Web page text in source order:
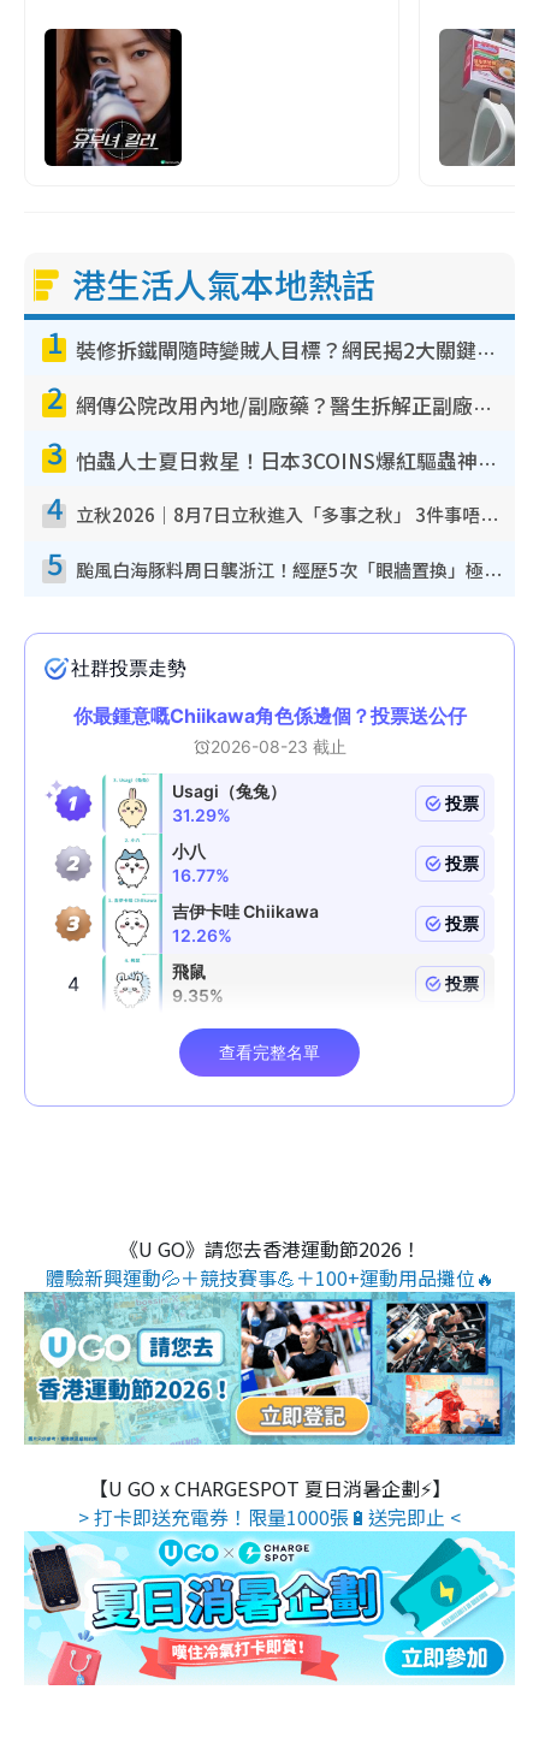
港生活人氣本地熱話
1 裝修拆鐵閘隨時變賊人目標？網民揭2大關鍵用途：裝新式等於白裝？附新舊鐵閘分別
2 網傳公院改用內地/副廠藥？醫生拆解正副廠分別 揭4類人換藥隨時出事
3 怕蟲人士夏日救星！日本3COINS爆紅驅蟲神器$45起 1招「全程免觸碰」輕鬆搞定小強
4 立秋2026｜8月7日立秋進入「多事之秋」 3件事唔做得！專家教6招開運 清枱頭／銀包納氣接好運
5 颱風白海豚料周日襲浙江！經歷5次「眼牆置換」極罕見 成登陸內地最長途颱風
《U GO》請您去香港運動節2026！
體驗新興運動💦＋競技賽事💪＋100+運動用品攤位🔥
【U GO x CHARGESPOT 夏日消暑企劃⚡】
> 打卡即送充電券！限量1000張🔋送完即止 <